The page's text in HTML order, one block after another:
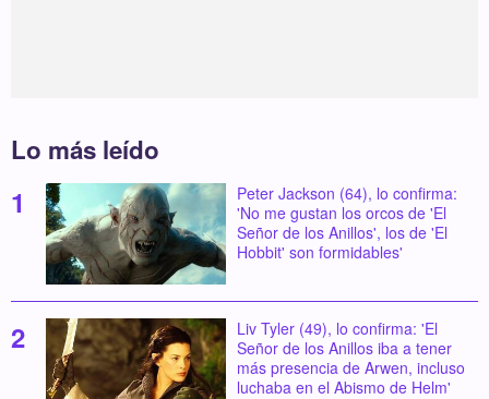
Lo más leído
Peter Jackson (64), lo confirma:
'No me gustan los orcos de 'El
Señor de los Anillos', los de 'El
Hobbit' son formidables'
Liv Tyler (49), lo confirma: 'El
Señor de los Anillos iba a tener
más presencia de Arwen, incluso
luchaba en el Abismo de Helm'